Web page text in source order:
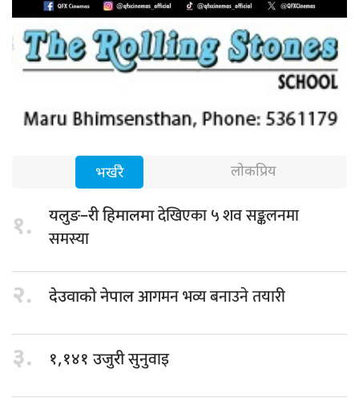
भर्खरै लोकप्रिय
१. यलुङ–री हिमालमादेखिएका ५ शव सङ्कलनमा
समस्या
२. देउवाको नेपालआगमन भव्य बनाउने तयारी
३. १,१४१ उजुरीसुनुवाइ